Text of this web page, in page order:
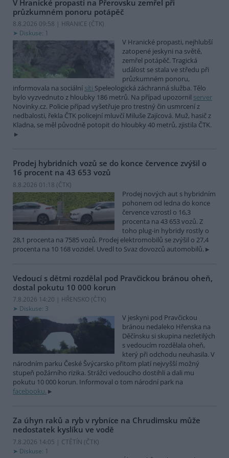
V Hranické propasti na Přerovsku zemřel při
průzkumném ponoru potápěč
8.8.2026 09:58 | HRANICE (ČTK)
Diskuse: 1
V Hranické propasti, nejhlubší
zatopené jeskyni na světě,
zemřel potápěč. Tragická
událost se stala ve středu při
průzkumném ponoru,
informovala na sociální síti Speleologická záchranná služba. Tělo
bylo vyzvednuto z hloubky 186 metrů. Na případ upozornil server
Novinky.cz. Policie případ vyšetřuje pro trestný čin usmrcení z
nedbalosti, řekla ČTK policejní mluvčí Miluše Zajícová. Muž, hasič z
Kladna, se měl původně potopit do hloubky 40 metrů, zjistila ČTK.
Prodej hybridních vozů se do konce července zvýšil o
16 procent na 43 653 vozů
8.8.2026 01:18 (ČTK)
Prodej nových aut s hybridním
pohonem od ledna do konce
července vzrostl o 16,3
procenta na 43 653 vozů. Z
toho plug-in hybridy rostly o
28,1 procenta na 7585 vozů. Prodej elektromobilů se zvýšil o 27,4
procenta na 10 168 vozidel. Uvedl to Svaz dovozců automobilů.
Vedoucí s dětmi rozdělal pod Pravčickou bránou oheň,
dostal pokutu 10 000 korun
7.8.2026 14:20 | HŘENSKO (ČTK)
Diskuse: 3
V jeskyni pod Pravčickou
bránou nedaleko Hřenska na
Děčínsku si skupina nezletilých
s vedoucím rozdělala oheň,
který při odchodu neuhasila. V
národním parku České Švýcarsko přitom platí nejvyšší možný
stupeň požárního rizika. Strážci vedoucího dostihli a dali mu
pokutu 10 000 korun. Informoval o tom národní park na
facebooku.
Za úhyn raků a ryb v rybníce na Chrudimsku může
nedostatek kyslíku ve vodě
7.8.2026 14:05 | CTĚTÍN (ČTK)
Diskuse: 1